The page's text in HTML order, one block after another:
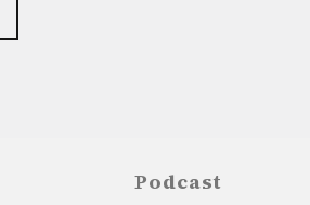
Podcast